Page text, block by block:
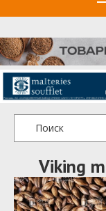
Viking